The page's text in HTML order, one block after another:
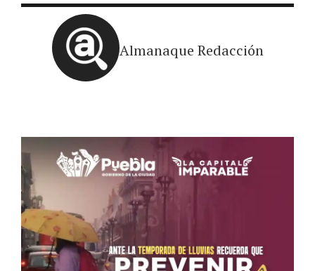
Almanaque Redacción